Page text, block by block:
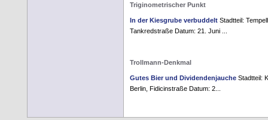
Triginometrischer Punkt
In der Kiesgrube verbuddelt Stadtteil:
Tankredstraße Datum: 21. Juni ...
Trollmann-Denkmal
Gutes Bier und Dividendenjauche Stadtteil:
Berlin, Fidicinstraße Datum: 2...